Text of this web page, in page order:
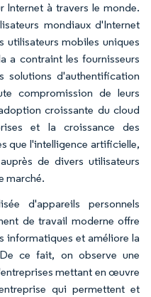
Internet à travers le monde.
mondiaux d'Internet
utilisateurs mobiles uniques
a contraint les fournisseurs
d'authentification
compromission de leurs
croissante du cloud
et la croissance des
que l'intelligence artificielle,
de divers utilisateurs
marché.
d'appareils personnels
de travail moderne offre
informatiques et améliore la
ce fait, on observe une
mettant en œuvre
qui permettent et